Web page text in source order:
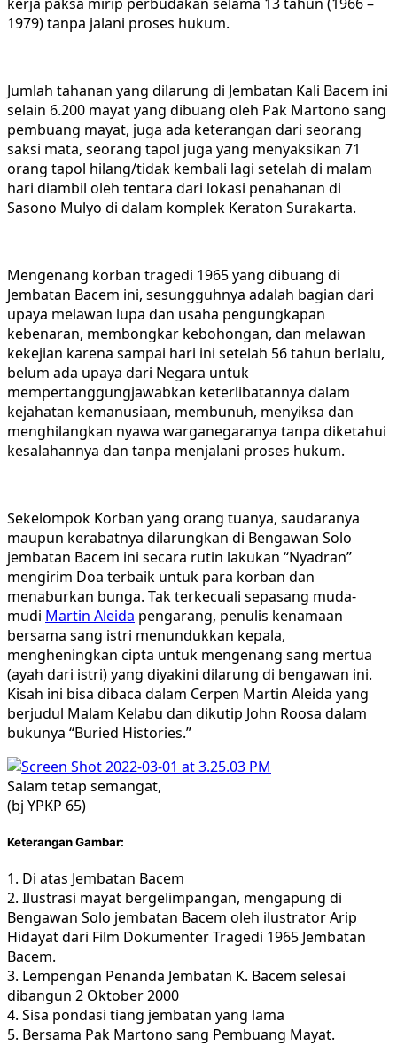
1979) tanpa jalani proses hukum.
Jumlah tahanan yang dilarung di Jembatan Kali Bacem ini
selain 6.200 mayat yang dibuang oleh Pak Martono sang
pembuang mayat, juga ada keterangan dari seorang
saksi mata, seorang tapol juga yang menyaksikan 71
orang tapol hilang/tidak kembali lagi setelah di malam
hari diambil oleh tentara dari lokasi penahanan di
Sasono Mulyo di dalam komplek Keraton Surakarta.
Mengenang korban tragedi 1965 yang dibuang di
Jembatan Bacem ini, sesungguhnya adalah bagian dari
upaya melawan lupa dan usaha pengungkapan
kebenaran, membongkar kebohongan, dan melawan
kekejian karena sampai hari ini setelah 56 tahun berlalu,
belum ada upaya dari Negara untuk
mempertanggungjawabkan keterlibatannya dalam
kejahatan kemanusiaan, membunuh, menyiksa dan
menghilangkan nyawa warganegaranya tanpa diketahui
kesalahannya dan tanpa menjalani proses hukum.
Sekelompok Korban yang orang tuanya, saudaranya
maupun kerabatnya dilarungkan di Bengawan Solo
jembatan Bacem ini secara rutin lakukan “Nyadran”
mengirim Doa terbaik untuk para korban dan
menaburkan bunga. Tak terkecuali sepasang muda-
mudi Martin Aleida pengarang, penulis kenamaan
bersama sang istri menundukkan kepala,
mengheningkan cipta untuk mengenang sang mertua
(ayah dari istri) yang diyakini dilarung di bengawan ini.
Kisah ini bisa dibaca dalam Cerpen Martin Aleida yang
berjudul Malam Kelabu dan dikutip John Roosa dalam
bukunya “Buried Histories.”
Salam tetap semangat,
(bj YPKP 65)
Keterangan Gambar:
1. Di atas Jembatan Bacem
2. Ilustrasi mayat bergelimpangan, mengapung di
Bengawan Solo jembatan Bacem oleh ilustrator Arip
Hidayat dari Film Dokumenter Tragedi 1965 Jembatan
Bacem.
3. Lempengan Penanda Jembatan K. Bacem selesai
dibangun 2 Oktober 2000
4. Sisa pondasi tiang jembatan yang lama
5. Bersama Pak Martono sang Pembuang Mayat.